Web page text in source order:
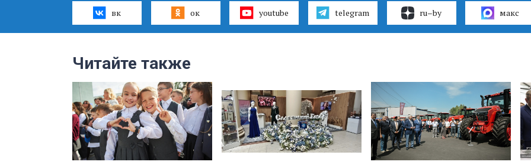
вк ок youtube telegram ru–by макс
Читайте также